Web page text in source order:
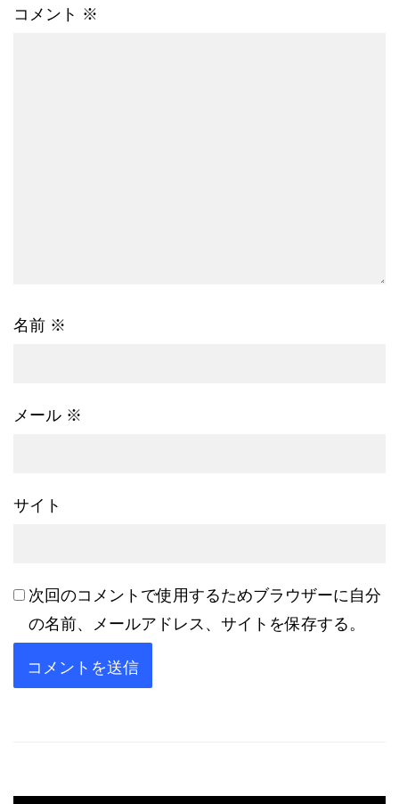
コメント ※
名前 ※
メール ※
サイト
次回のコメントで使用するためブラウザーに自分
の名前、メールアドレス、サイトを保存する。